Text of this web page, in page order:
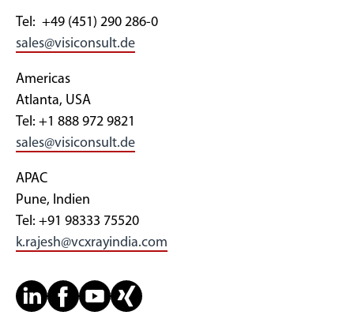
Tel: +49 (451) 290 286-0
sales@visiconsult.de
Americas
Atlanta, USA
Tel: +1 888 972 9821
sales@visiconsult.de
APAC
Pune, Indien
Tel: +91 98333 75520
k.rajesh@vcxrayindia.com